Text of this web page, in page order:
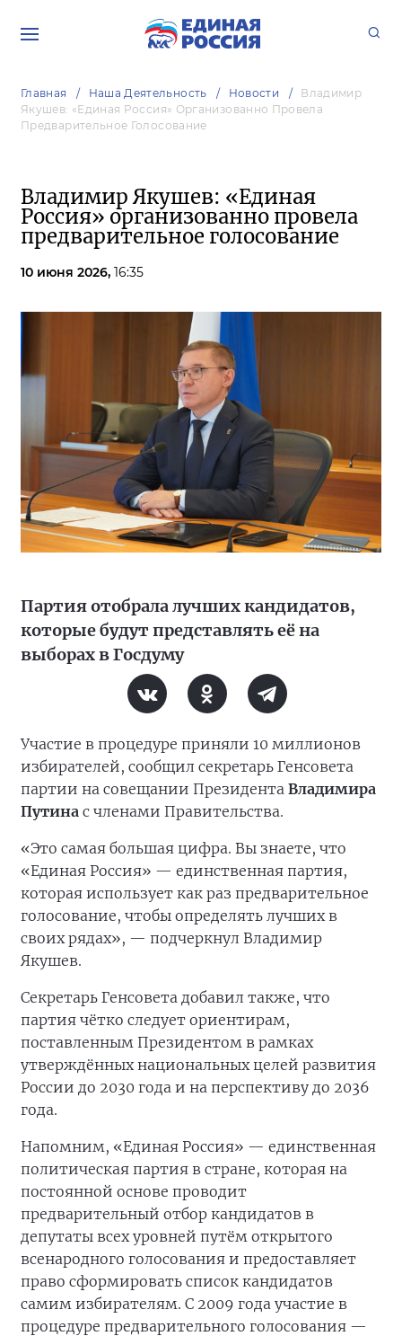
Главная Наша Деятельность Новости
Владимир
Якушев: «Единая Россия» Организованно Провела
Предварительное Голосование
Владимир Якушев: «Единая
Россия» организованно провела
предварительное голосование
10 июня 2026, 16:35
Партия отобрала лучших кандидатов,
которые будут представлять её на
выборах в Госдуму
Участие в процедуре приняли 10 миллионов
избирателей, сообщил секретарь Генсовета
партии на совещании Президента Владимира
Путина с членами Правительства.
«Это самая большая цифра. Вы знаете, что
«Единая Россия» — единственная партия,
которая использует как раз предварительное
голосование, чтобы определять лучших в
своих рядах», — подчеркнул Владимир
Якушев.
Секретарь Генсовета добавил также, что
партия чётко следует ориентирам,
поставленным Президентом в рамках
утверждённых национальных целей развития
России до 2030 года и на перспективу до 2036
года.
Напомним, «Единая Россия» — единственная
политическая партия в стране, которая на
постоянной основе проводит
предварительный отбор кандидатов в
депутаты всех уровней путём открытого
всенародного голосования и предоставляет
право сформировать список кандидатов
самим избирателям. С 2009 года участие в
процедуре предварительного голосования —